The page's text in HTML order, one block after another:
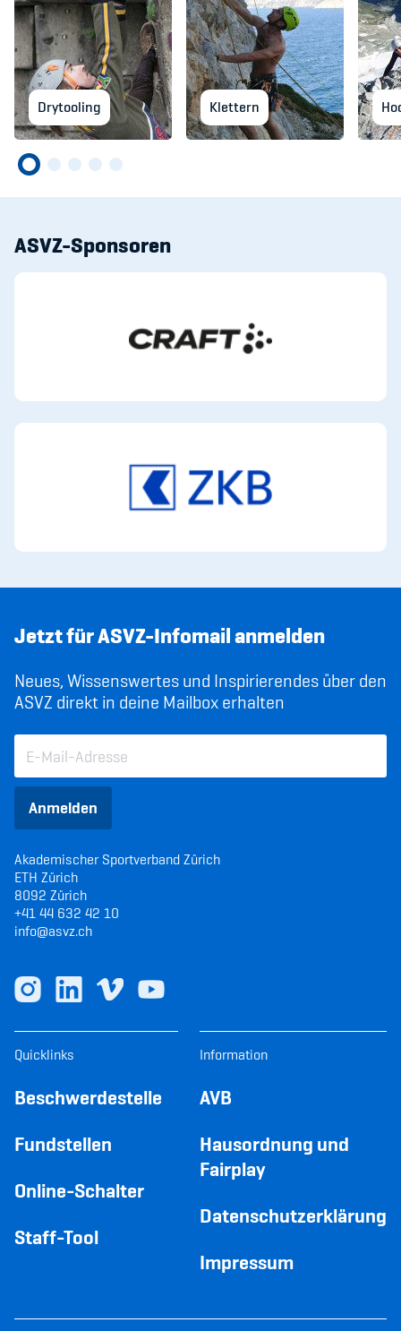
Drytooling Klettern
ASVZ-Sponsoren
Jetzt für ASVZ-Infomail anmelden
Neues, Wissenswertes und Inspirierendes über den
ASVZ direkt in deine Mailbox erhalten
Anmelden
Akademischer Sportverband Zürich
ETH Zürich
8092 Zürich
+41 44 632 42 10
info@asvz.ch
Quicklinks
Beschwerdestelle
Fundstellen
Online-Schalter
Staff-Tool
Information
AVB
Hausordnung und
Fairplay
Datenschutzerklärung
Impressum